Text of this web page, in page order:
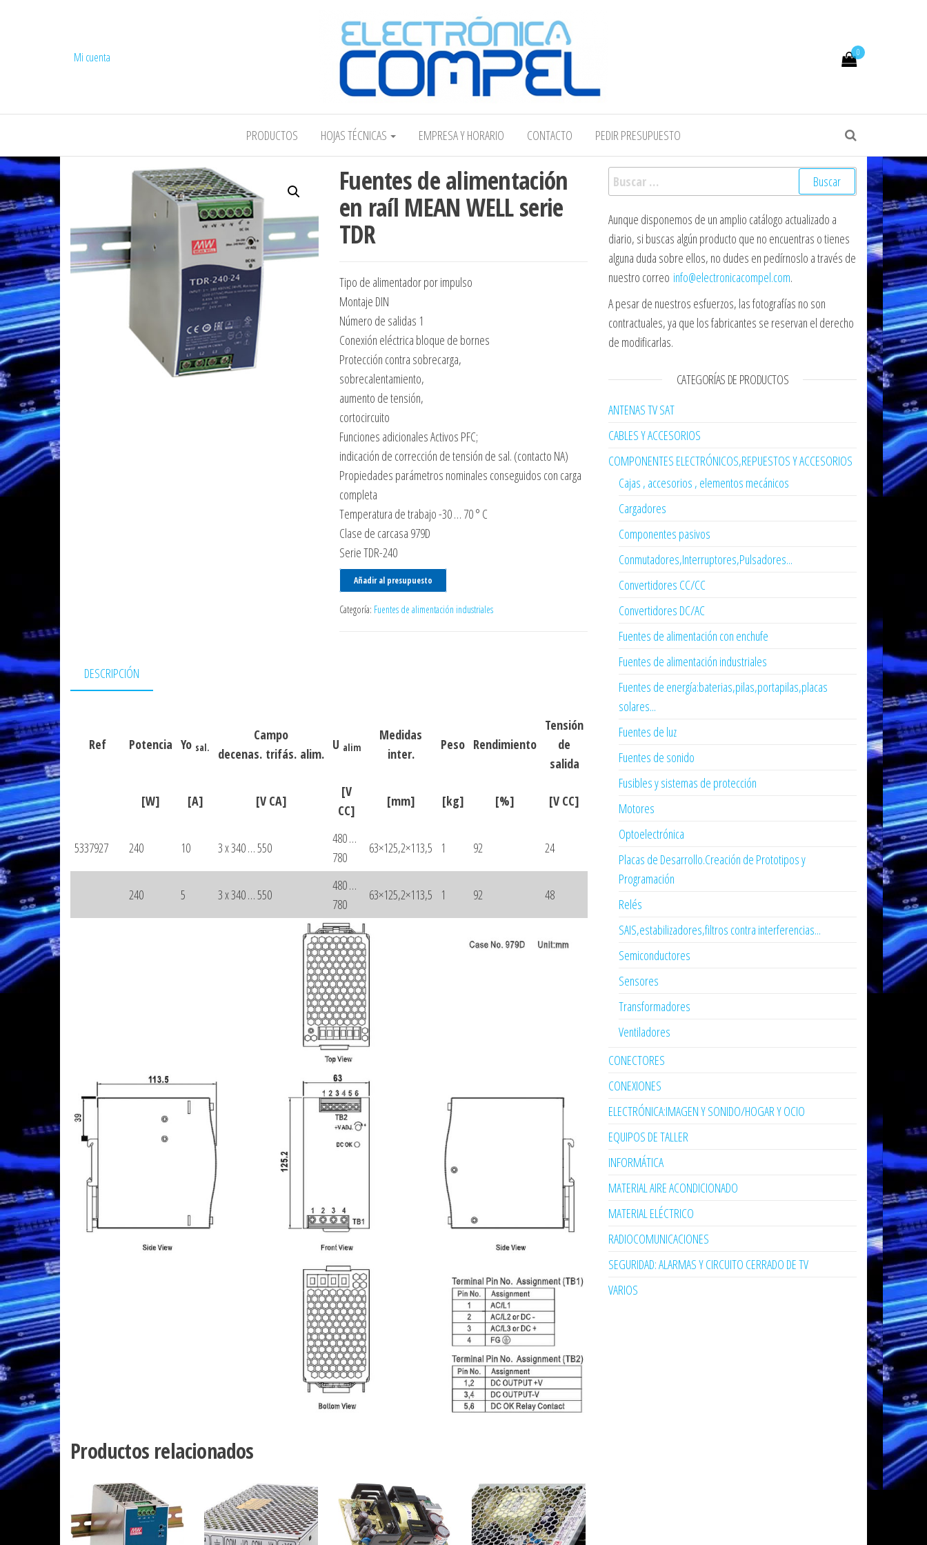
COMPEL Electrónica COMPEL
0
Mi cuenta
PRODUCTOS HOJAS TÉCNICAS EMPRESA Y HORARIO CONTACTO PEDIR PRESUPUESTO
Fuentes de alimentación
en raíl MEAN WELL serie
TDR
Tipo de alimentador por impulso
Montaje DIN
Número de salidas 1
Conexión eléctrica bloque de bornes
Protección contra sobrecarga,
sobrecalentamiento,
aumento de tensión,
cortocircuito
Funciones adicionales Activos PFC;
indicación de corrección de tensión de sal. (contacto NA)
Propiedades parámetros nominales conseguidos con carga
completa
Temperatura de trabajo -30 … 70 ° C
Clase de carcasa 979D
Serie TDR-240
Añadir al presupuesto
Categoría: Fuentes de alimentación industriales
DESCRIPCIÓN
Ref Potencia Yo sal.
Campo
decenas. trifás. alim.
U alim
Medidas
inter.
Peso Rendimiento
Tensión
de
salida
[W] [A] [V CA]
[V
CC]
[mm] [kg] [%] [V CC]
5337927 240 10 3 x 340 … 550
480 …
780
63×125,2×113,5 1 92 24
240 5 3 x 340 … 550
480 …
780
63×125,2×113,5 1 92 48
Productos relacionados
Buscar:
Aunque disponemos de un amplio catálogo actualizado a
diario, si buscas algún producto que no encuentras o tienes
alguna duda sobre ellos, no dudes en pedírnoslo a través de
nuestro correo info@electronicacompel.com.
A pesar de nuestros esfuerzos, las fotografías no son
contractuales, ya que los fabricantes se reservan el derecho
de modificarlas.
CATEGORÍAS DE PRODUCTOS
ANTENAS TV SAT
CABLES Y ACCESORIOS
COMPONENTES ELECTRÓNICOS,REPUESTOS Y ACCESORIOS
Cajas , accesorios , elementos mecánicos
Cargadores
Componentes pasivos
Conmutadores,Interruptores,Pulsadores...
Convertidores CC/CC
Convertidores DC/AC
Fuentes de alimentación con enchufe
Fuentes de alimentación industriales
Fuentes de energía:baterias,pilas,portapilas,placas
solares...
Fuentes de luz
Fuentes de sonido
Fusibles y sistemas de protección
Motores
Optoelectrónica
Placas de Desarrollo.Creación de Prototipos y
Programación
Relés
SAIS,estabilizadores,filtros contra interferencias...
Semiconductores
Sensores
Transformadores
Ventiladores
CONECTORES
CONEXIONES
ELECTRÓNICA:IMAGEN Y SONIDO/HOGAR Y OCIO
EQUIPOS DE TALLER
INFORMÁTICA
MATERIAL AIRE ACONDICIONADO
MATERIAL ELÉCTRICO
RADIOCOMUNICACIONES
SEGURIDAD: ALARMAS Y CIRCUITO CERRADO DE TV
VARIOS